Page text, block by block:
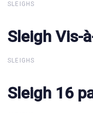
SLEIGHS
Sleigh Vis-
Sleigh Vis-
SLEIGHS
Sleigh 16
Sleigh 16